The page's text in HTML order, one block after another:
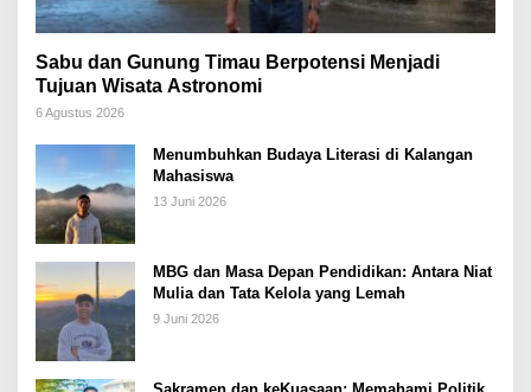
Sabu dan Gunung Timau Berpotensi Menjadi
Tujuan Wisata Astronomi
6 Agustus 2026
Menumbuhkan Budaya Literasi di Kalangan
Mahasiswa
13 Juni 2026
MBG dan Masa Depan Pendidikan: Antara Niat
Mulia dan Tata Kelola yang Lemah
9 Juni 2026